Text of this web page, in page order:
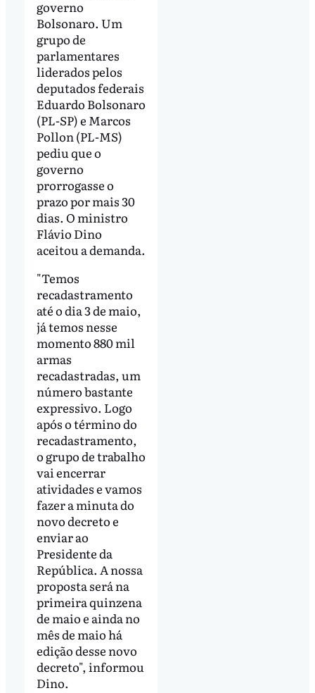
governo
Bolsonaro. Um
grupo de
parlamentares
liderados pelos
deputados federais
Eduardo Bolsonaro
(PL-SP) e Marcos
Pollon (PL-MS)
pediu que o
governo
prorrogasse o
prazo por mais 30
dias. O ministro
Flávio Dino
aceitou a demanda.
"Temos
recadastramento
até o dia 3 de maio,
já temos nesse
momento 880 mil
armas
recadastradas, um
número bastante
expressivo. Logo
após o término do
recadastramento,
o grupo de trabalho
vai encerrar
atividades e vamos
fazer a minuta do
novo decreto e
enviar ao
Presidente da
República. A nossa
proposta será na
primeira quinzena
de maio e ainda no
mês de maio há
edição desse novo
decreto", informou
Dino.